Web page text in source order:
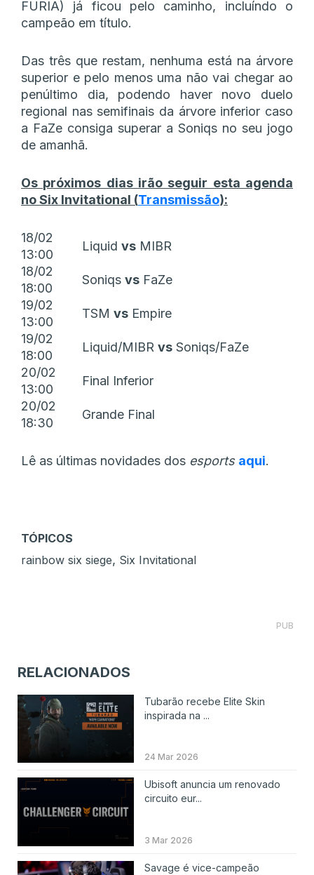
FURIA) já ficou pelo caminho, incluíndo o
campeão em título.
Das três que restam, nenhuma está na árvore
superior e pelo menos uma não vai chegar ao
penúltimo dia, podendo haver novo duelo
regional nas semifinais da árvore inferior caso
a FaZe consiga superar a Soniqs no seu jogo
de amanhã.
Os próximos dias irão seguir esta agenda
no Six Invitational (Transmissão):
18/02
13:00
Liquid vs MIBR
18/02
18:00
Soniqs vs FaZe
19/02
13:00
TSM vs Empire
19/02
18:00
Liquid/MIBR vs Soniqs/FaZe
20/02
13:00
Final Inferior
20/02
18:30
Grande Final
Lê as últimas novidades dos esports aqui.
TÓPICOS
rainbow six siege, Six Invitational
PUB
RELACIONADOS
Tubarão recebe Elite Skin
inspirada na ...
24 Mar 2026
Ubisoft anuncia um renovado
circuito eur...
3 Mar 2026
Savage é vice-campeão